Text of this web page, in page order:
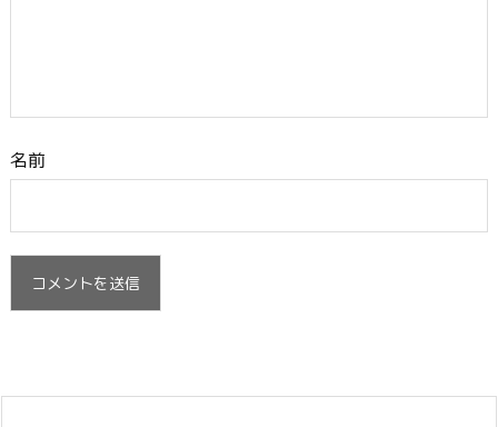
名前